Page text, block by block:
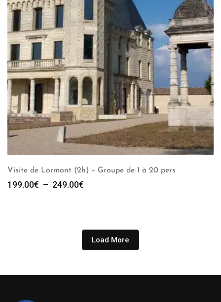
Visite de Lormont (2h) – Groupe de 1 à 20 pers
199.00€ – 249.00€
à
249.00€
Load More